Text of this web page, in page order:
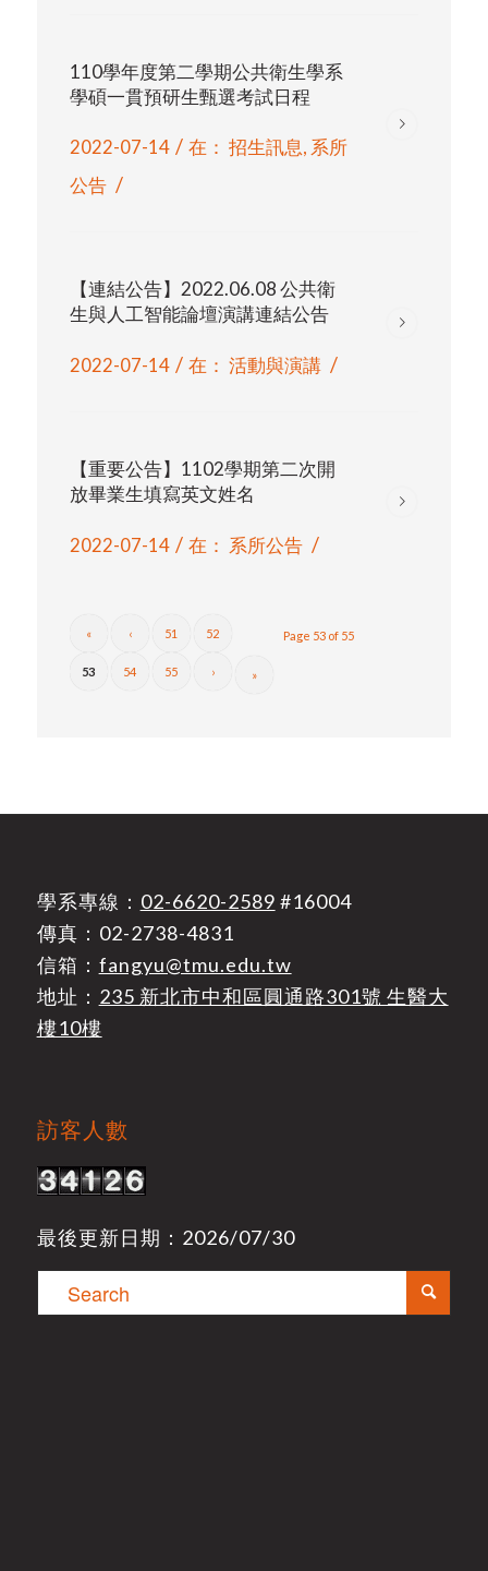
110學年度第二學期公共衛生學系
學碩一貫預研生甄選考試日程
2022-07-14 / 在： 招生訊息, 系所
公告 /
【連結公告】2022.06.08 公共衛
生與人工智能論壇演講連結公告
2022-07-14 / 在： 活動與演講 /
【重要公告】1102學期第二次開
放畢業生填寫英文姓名
2022-07-14 / 在： 系所公告 /
Page 53 of 55
« ‹ 51 52
53 54 55 › »
學系專線： 02-6620-2589 #16004
傳真：02-2738-4831
信箱： fangyu@tmu.edu.tw
地址： 235 新北市中和區圓通路301號 生醫大
樓10樓
訪客人數
最後更新日期：2026/07/30